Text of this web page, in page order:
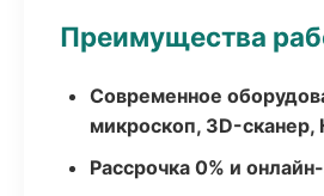
Преимущества
Современное
микроскоп, 3D-сканер,
Рассрочка 0% и